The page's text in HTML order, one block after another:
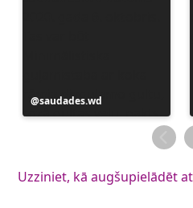
Ierakstu
publicējis
saudades.wd
Uzziniet, kā augšupielādēt